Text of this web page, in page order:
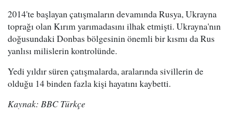
2014'te başlayan çatışmaların devamında Rusya, Ukrayna
toprağı olan Kırım yarımadasını ilhak etmişti. Ukrayna'nın
doğusundaki Donbas bölgesinin önemli bir kısmı da Rus
yanlısı milislerin kontrolünde.
Yedi yıldır süren çatışmalarda, aralarında sivillerin de
olduğu 14 binden fazla kişi hayatını kaybetti.
Kaynak: BBC Türkçe